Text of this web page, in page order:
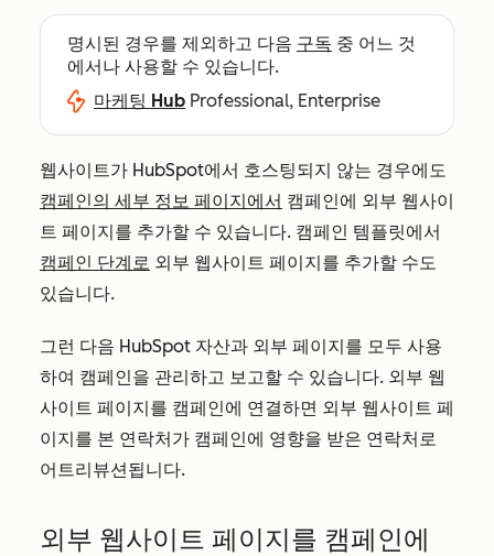
명시된 경우를 제외하고 다음 구독 중 어느 것
에서나 사용할 수 있습니다.
마케팅 Hub Professional, Enterprise
웹사이트가 HubSpot에서 호스팅되지 않는 경우에도
캠페인의 세부 정보 페이지에서 캠페인에 외부 웹사이
트 페이지를 추가할 수 있습니다. 캠페인 템플릿에서
캠페인 단계로 외부 웹사이트 페이지를 추가할 수도
있습니다.
그런 다음 HubSpot 자산과 외부 페이지를 모두 사용
하여 캠페인을 관리하고 보고할 수 있습니다. 외부 웹
사이트 페이지를 캠페인에 연결하면 외부 웹사이트 페
이지를 본 연락처가 캠페인에 영향을 받은 연락처로
어트리뷰션됩니다.
외부 웹사이트 페이지를 캠페인에